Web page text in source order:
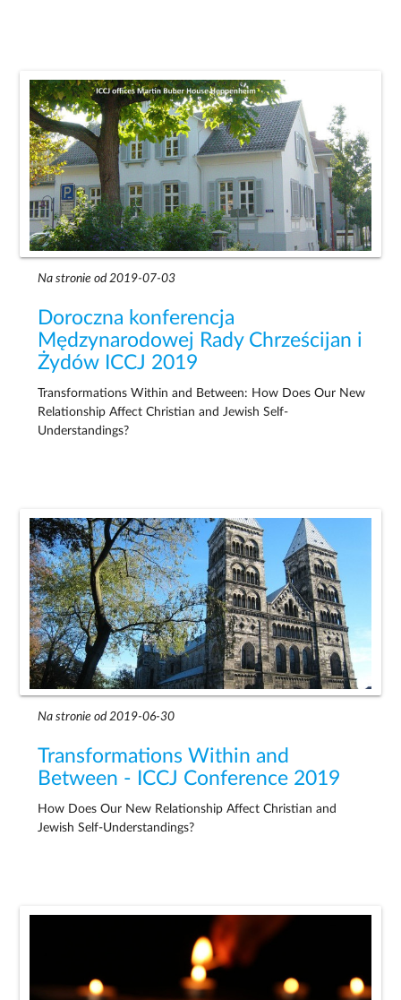
Na stronie od 2019-07-03
Doroczna konferencja
Mędzynarodowej Rady Chrześcijan i
Żydów ICCJ 2019
Transformations Within and Between: How Does Our New
Relationship Affect Christian and Jewish Self-
Understandings?
Na stronie od 2019-06-30
Transformations Within and
Between - ICCJ Conference 2019
How Does Our New Relationship Affect Christian and
Jewish Self-Understandings?